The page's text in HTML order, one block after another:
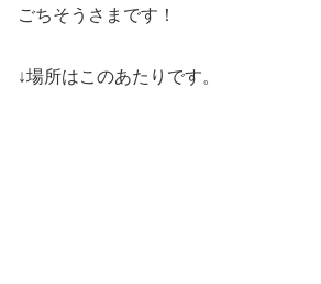
ごちそうさまです！
↓場所はこのあたりです。